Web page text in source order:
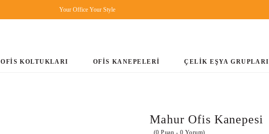
Your Office Your Style
OFİS KOLTUKLARI OFİS KANEPELERİ ÇELİK EŞYA GRUPLARI
Mahur Ofis Kanepesi
(0 Puan - 0 Yorum)